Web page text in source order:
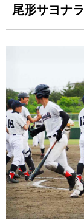
尾形サヨナ